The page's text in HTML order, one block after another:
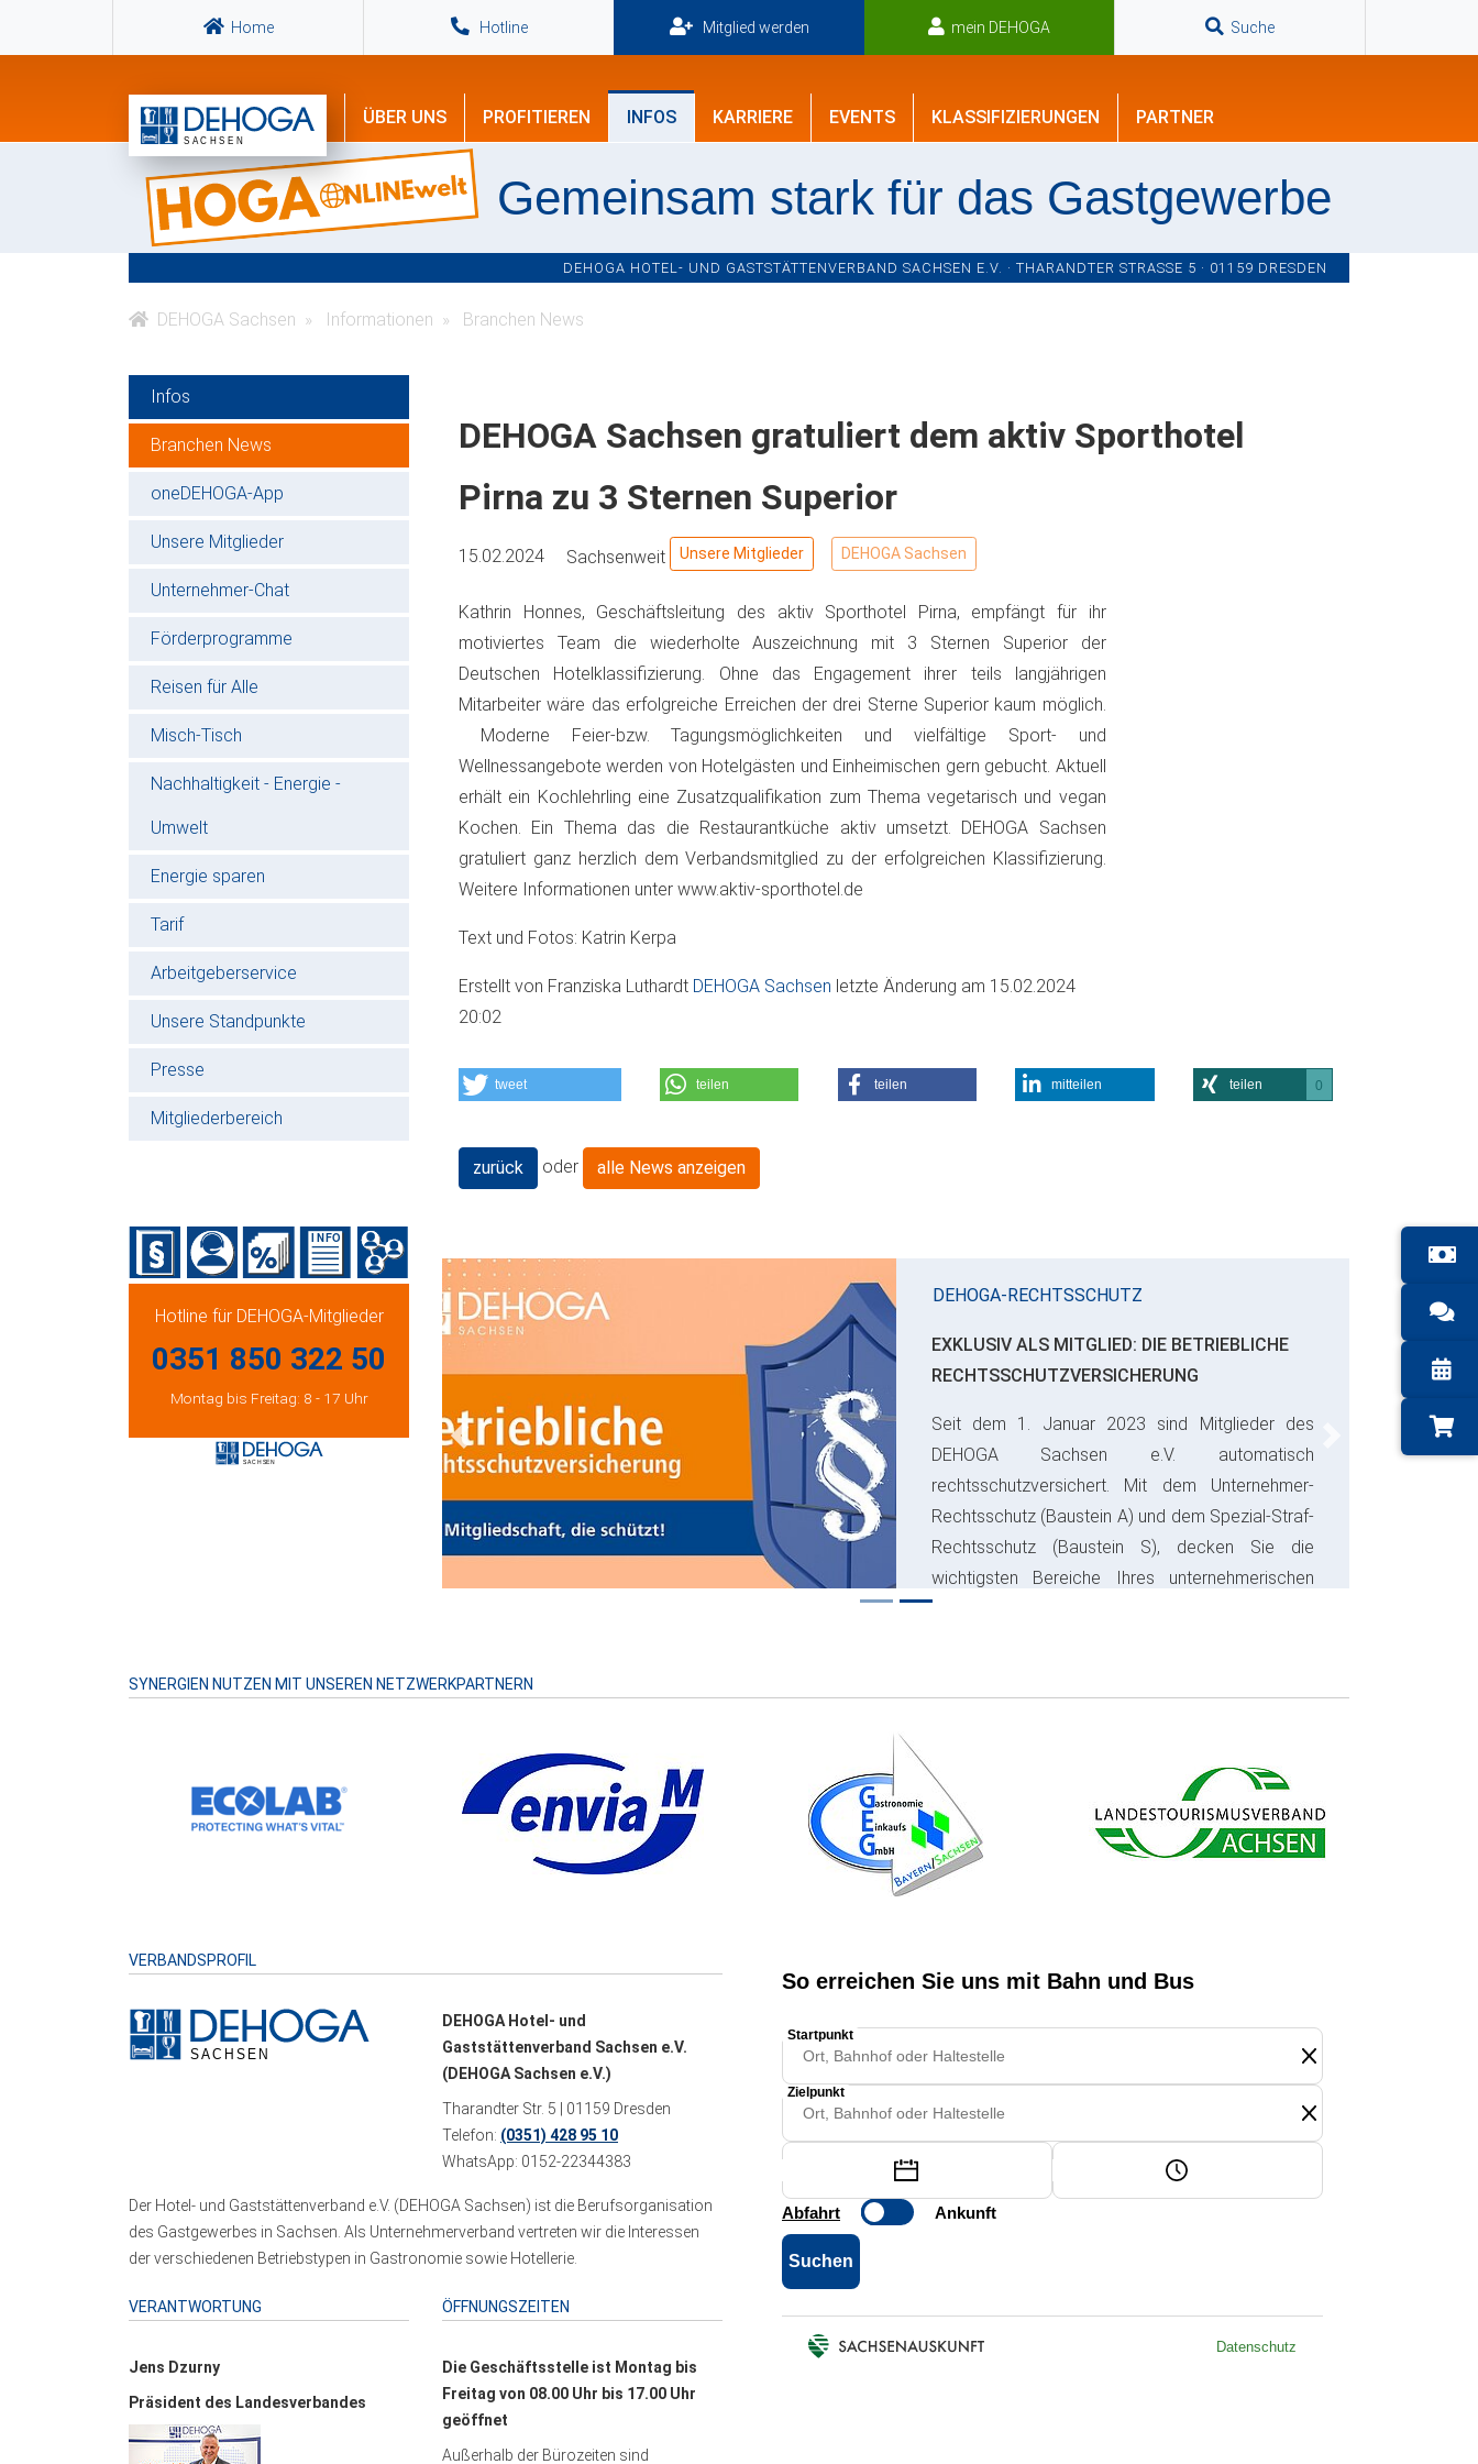
Home Hotline Mitglied werden mein DEHOGA Suche
ÜBER UNS PROFITIEREN INFOS KARRIERE EVENTS KLASSIFIZIERUNGEN PARTNER
Gemeinsam stark für das Gastgewerbe
DEHOGA HOTEL- UND GASTSTÄTTENVERBAND SACHSEN E.V. · THARANDTER STRASSE 5 · 01159 DRESDEN
DEHOGA Sachsen Informationen Branchen News
Infos
Branchen News
oneDEHOGA-App
Unsere Mitglieder
Unternehmer-Chat
Förderprogramme
Reisen für Alle
Misch-Tisch
Nachhaltigkeit - Energie -
Umwelt
Energie sparen
Tarif
Arbeitgeberservice
Unsere Standpunkte
Presse
Mitgliederbereich
Hotline für DEHOGA-Mitglieder
0351 850 322 50
Montag bis Freitag: 8 - 17 Uhr
DEHOGA Sachsen gratuliert dem aktiv Sporthotel
Pirna zu 3 Sternen Superior
15.02.2024 Sachsenweit Unsere Mitglieder DEHOGA Sachsen
Kathrin Honnes, Geschäftsleitung des aktiv Sporthotel Pirna, empfängt für ihr
motiviertes Team die wiederholte Auszeichnung mit 3 Sternen Superior der
Deutschen Hotelklassifizierung. Ohne das Engagement ihrer teils langjährigen
Mitarbeiter wäre das erfolgreiche Erreichen der drei Sterne Superior kaum möglich.
Moderne Feier-bzw. Tagungsmöglichkeiten und vielfältige Sport- und
Wellnessangebote werden von Hotelgästen und Einheimischen gern gebucht. Aktuell
erhält ein Kochlehrling eine Zusatzqualifikation zum Thema vegetarisch und vegan
Kochen. Ein Thema das die Restaurantküche aktiv umsetzt. DEHOGA Sachsen
gratuliert ganz herzlich dem Verbandsmitglied zu der erfolgreichen Klassifizierung.
Weitere Informationen unter www.aktiv-sporthotel.de
Text und Fotos: Katrin Kerpa
Erstellt von Franziska Luthardt DEHOGA Sachsen letzte Änderung am 15.02.2024
20:02
tweet teilen teilen mitteilen teilen 0
zurück oder alle News anzeigen
DEHOGA-RECHTSSCHUTZ
EXKLUSIV ALS MITGLIED: DIE BETRIEBLICHE
RECHTSSCHUTZVERSICHERUNG
Seit dem 1. Januar 2023 sind Mitglieder des
DEHOGA Sachsen e.V. automatisch
rechtsschutzversichert. Mit dem Unternehmer-
Rechtsschutz (Baustein A) und dem Spezial-Straf-
Rechtsschutz (Baustein S), decken Sie die
wichtigsten Bereiche Ihres unternehmerischen
Risikos ab und sparen bares Geld.
Previous
SYNERGIEN NUTZEN MIT UNSEREN NETZWERKPARTNERN
VERBANDSPROFIL
DEHOGA Hotel- und
Gaststättenverband Sachsen e.V.
(DEHOGA Sachsen e.V.)
Tharandter Str. 5 | 01159 Dresden
Telefon: (0351) 428 95 10
WhatsApp: 0152-22344383
Der Hotel- und Gaststättenverband e.V. (DEHOGA Sachsen) ist die Berufsorganisation
des Gastgewerbes in Sachsen. Als Unternehmerverband vertreten wir die Interessen
der verschiedenen Betriebstypen in Gastronomie sowie Hotellerie.
VERANTWORTUNG
Jens Dzurny
Präsident des Landesverbandes
ÖFFNUNGSZEITEN
Die Geschäftsstelle ist Montag bis
Freitag von 08.00 Uhr bis 17.00 Uhr
geöffnet
Außerhalb der Bürozeiten sind